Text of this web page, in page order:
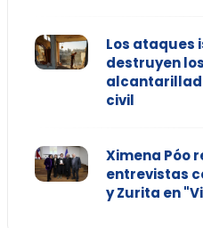
Los ataques
destruyen
civil
Ximena Póo
entrevistas
y Zurita en